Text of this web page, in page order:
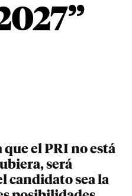
el PRI no está
será
candidato sea la